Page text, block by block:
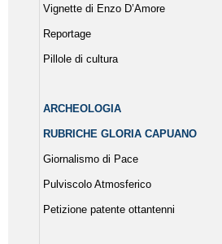
Vignette di Enzo D’Amore
Reportage
Pillole di cultura
ARCHEOLOGIA
RUBRICHE GLORIA CAPUANO
Giornalismo di Pace
Pulviscolo Atmosferico
Petizione patente ottantenni